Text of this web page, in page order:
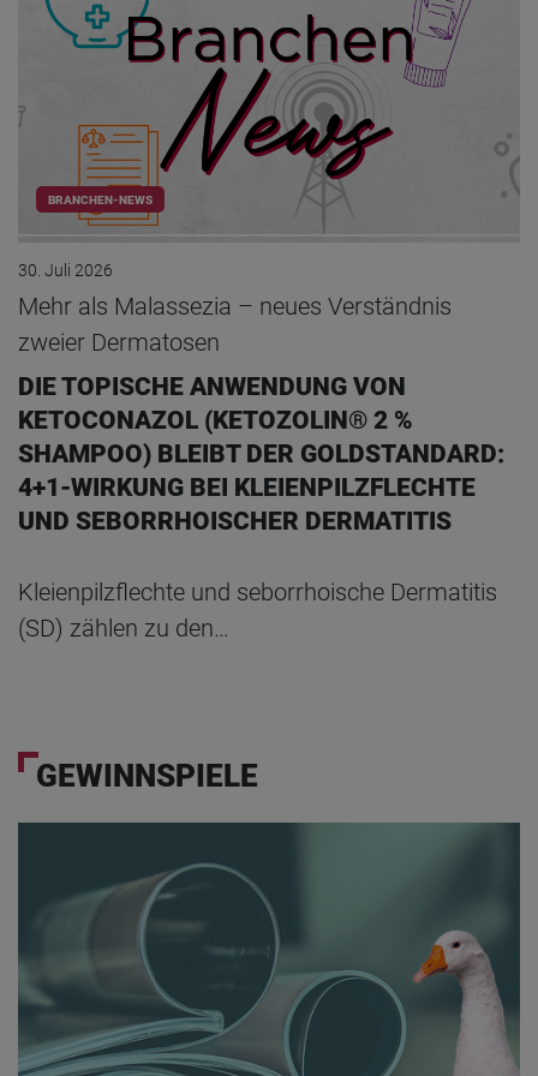
BRANCHEN-NEWS
30. Juli 2026
Mehr als Malassezia – neues Verständnis
zweier Dermatosen
DIE TOPISCHE ANWENDUNG VON
KETOCONAZOL (KETOZOLIN® 2 %
SHAMPOO) BLEIBT DER GOLDSTANDARD:
4+1-WIRKUNG BEI KLEIENPILZFLECHTE
UND SEBORRHOISCHER DERMATITIS
Kleienpilzflechte und seborrhoische Dermatitis
(SD) zählen zu den…
GEWINNSPIELE